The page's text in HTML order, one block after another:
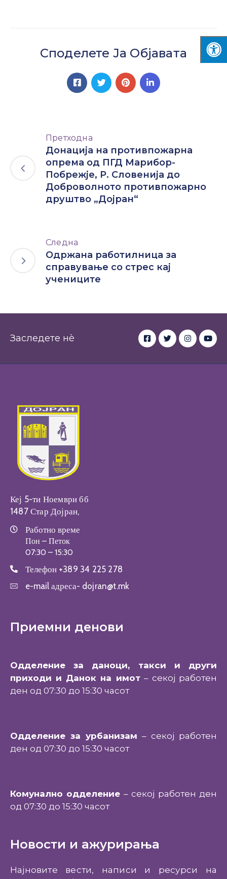
Споделете Ја Објавата
Претходна
Донација на противпожарна
опрема од ПГД Марибор-
Побрежје, Р. Словенија до
Доброволното противпожарно
друштво „Дојран“
Следна
Одржана работилница за
справување со стрес кај
учениците
Заследете нè
Кеј 5-ти Ноември бб
1487 Стар Дојран,
Работно време
Пон – Петок
07:30 – 15:30
Телефон +389 34 225 278
e-mail адреса- dojran@t.mk
Приемни денови
Одделение за даноци, такси и други
приходи и Данок на имот– секој работен
ден од 07:30 до 15:30 часот
Одделение за урбанизам – секој работен
ден од 07:30 до 15:30 часот
Комунално одделение – секој работен ден
од 07:30 до 15:30 часот
Новости и ажурирања
Најновите вести, написи и ресурси на